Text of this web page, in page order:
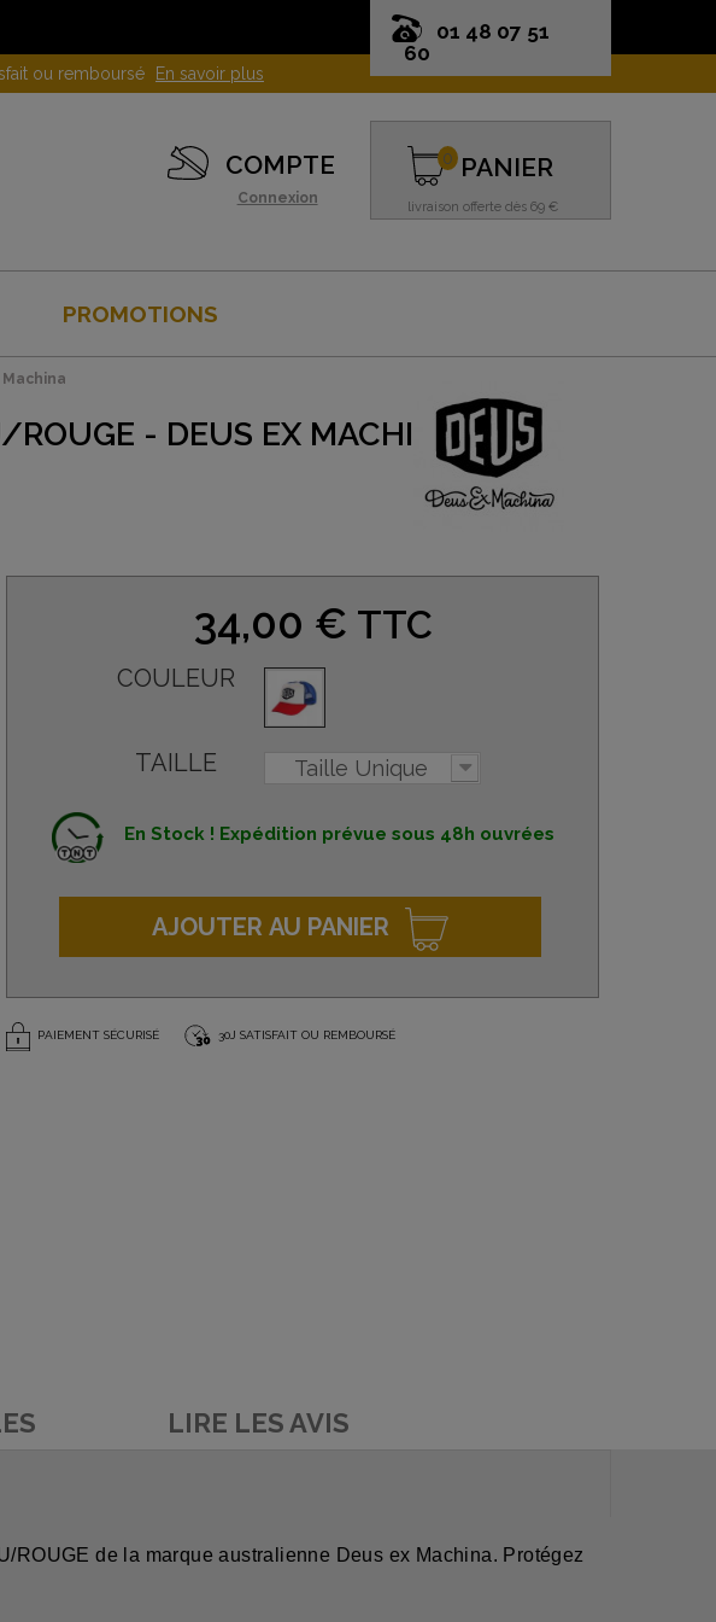
01 48 07 51
60
! En savoir plus
COMPTE
Connexion
PANIER
livraison offerte dès 69 €
0
PROMOTIONS
- DEUS EX MACHINA
34,00 € TTC
COULEUR
TAILLE Taille Unique
En Stock ! Expédition prévue sous 48h ouvrées
AJOUTER AU PANIER
PAIEMENT SÉCURISÉ 30J SATISFAIT OU REMBOURSÉ
LIRE LES AVIS
de la marque australienne Deus ex Machina. Protégez